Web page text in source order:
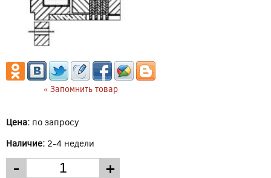
« Запомнить товар
Цена: по запросу
Наличие: 2-4 недели
- +